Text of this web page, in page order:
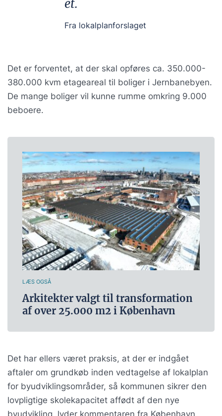
et.
Fra lokalplanforslaget
Det er forventet, at der skal opføres ca. 350.000-
380.000 kvm etageareal til boliger i Jernbanebyen.
De mange boliger vil kunne rumme omkring 9.000
beboere.
LÆS OGSÅ
Arkitekter valgt til transformation
af over 25.000 m2 i København
Det har ellers været praksis, at der er indgået
aftaler om grundkøb inden vedtagelse af lokalplan
for byudviklingsområder, så kommunen sikrer den
lovpligtige skolekapacitet affødt af den nye
byudvikling, lyder kommentaren fra København